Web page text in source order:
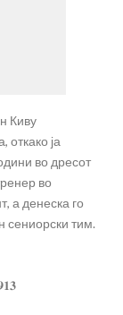
Киву
откако ја
во дресот
во
а денеска го
сениорски тим.